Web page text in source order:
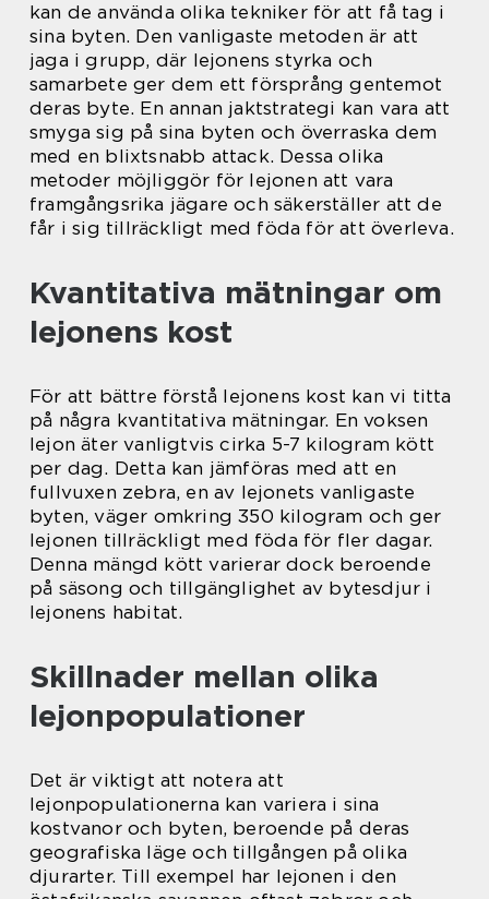
kan de använda olika tekniker för att få tag i
sina byten. Den vanligaste metoden är att
jaga i grupp, där lejonens styrka och
samarbete ger dem ett försprång gentemot
deras byte. En annan jaktstrategi kan vara att
smyga sig på sina byten och överraska dem
med en blixtsnabb attack. Dessa olika
metoder möjliggör för lejonen att vara
framgångsrika jägare och säkerställer att de
får i sig tillräckligt med föda för att överleva.
Kvantitativa mätningar om
lejonens kost
För att bättre förstå lejonens kost kan vi titta
på några kvantitativa mätningar. En voksen
lejon äter vanligtvis cirka 5-7 kilogram kött
per dag. Detta kan jämföras med att en
fullvuxen zebra, en av lejonets vanligaste
byten, väger omkring 350 kilogram och ger
lejonen tillräckligt med föda för fler dagar.
Denna mängd kött varierar dock beroende
på säsong och tillgänglighet av bytesdjur i
lejonens habitat.
Skillnader mellan olika
lejonpopulationer
Det är viktigt att notera att
lejonpopulationerna kan variera i sina
kostvanor och byten, beroende på deras
geografiska läge och tillgången på olika
djurarter. Till exempel har lejonen i den